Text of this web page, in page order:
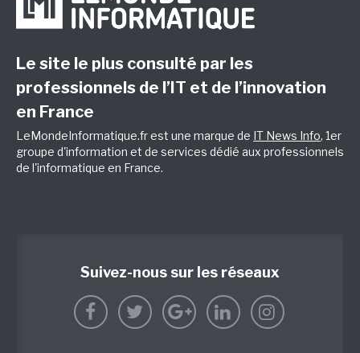
Le site le plus consulté par les
professionnels de l’IT et de l’innovation
en France
LeMondeInformatique.fr est une marque de IT News Info, 1er
groupe d'information et de services dédié aux professionnels
de l'informatique en France.
Suivez-nous sur les réseaux